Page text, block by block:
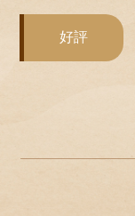
好評